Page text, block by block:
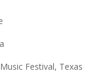
Festival, Texas